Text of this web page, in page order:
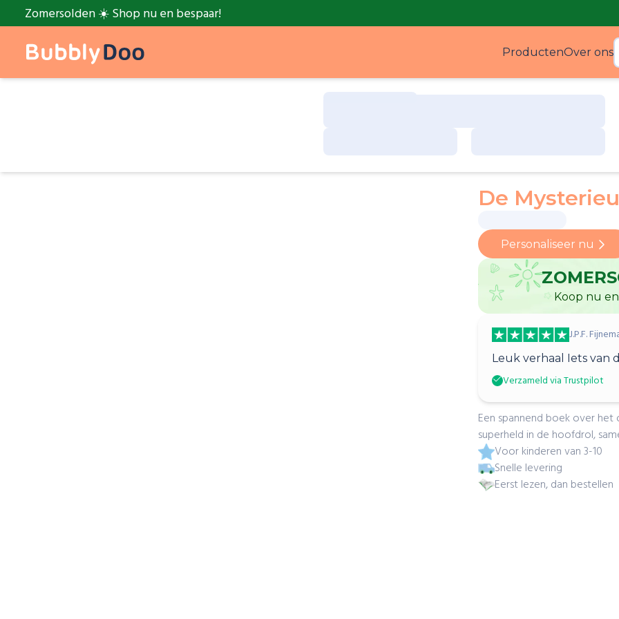
Zomersolden ☀️ Shop nu en bespaar!
ProductenOver ons
De
Personaliseer nu
Koop nu
J.P.F.
Leuk verhaal Iets van
Verzameld via Trustpilot
Een spannend boek over
superheld in de hoofdrol,
Voor kinderen van 3-10
Snelle levering
Eerst lezen, dan bestellen